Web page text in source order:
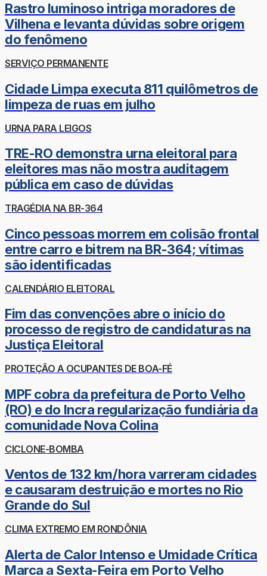
Rastro luminoso intriga moradores de
Vilhena e levanta dúvidas sobre origem
do fenômeno
SERVIÇO PERMANENTE
Cidade Limpa executa 811 quilômetros de
limpeza de ruas em julho
URNA PARA LEIGOS
TRE-RO demonstra urna eleitoral para
eleitores mas não mostra auditagem
pública em caso de dúvidas
TRAGÉDIA NA BR-364
Cinco pessoas morrem em colisão frontal
entre carro e bitrem na BR-364; vítimas
são identificadas
CALENDÁRIO ELEITORAL
Fim das convenções abre o início do
processo de registro de candidaturas na
Justiça Eleitoral
PROTEÇÃO A OCUPANTES DE BOA-FÉ
MPF cobra da prefeitura de Porto Velho
(RO) e do Incra regularização fundiária da
comunidade Nova Colina
CICLONE-BOMBA
Ventos de 132 km/hora varreram cidades
e causaram destruição e mortes no Rio
Grande do Sul
CLIMA EXTREMO EM RONDÔNIA
Alerta de Calor Intenso e Umidade Crítica
Marca a Sexta-Feira em Porto Velho